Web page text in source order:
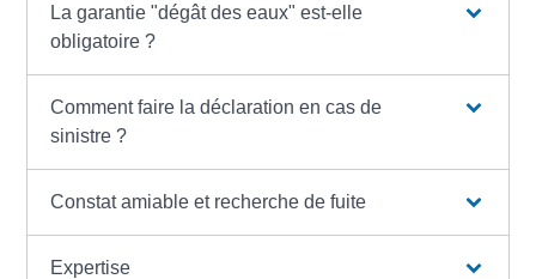
La garantie "dégât des eaux" est-elle
obligatoire ?
Comment faire la déclaration en cas de
sinistre ?
Constat amiable et recherche de fuite
Expertise